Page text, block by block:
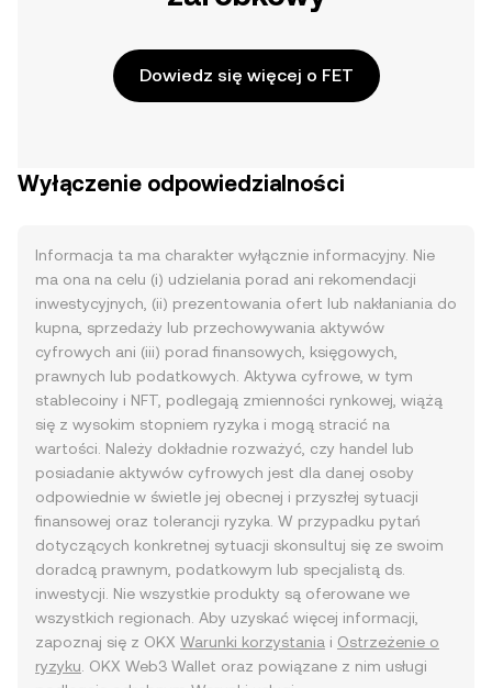
Dowiedz się więcej o FET
Wyłączenie odpowiedzialności
Informacja ta ma charakter wyłącznie informacyjny. Nie
ma ona na celu (i) udzielania porad ani rekomendacji
inwestycyjnych, (ii) prezentowania ofert lub nakłaniania do
kupna, sprzedaży lub przechowywania aktywów
cyfrowych ani (iii) porad finansowych, księgowych,
prawnych lub podatkowych. Aktywa cyfrowe, w tym
stablecoiny i NFT, podlegają zmienności rynkowej, wiążą
się z wysokim stopniem ryzyka i mogą stracić na
wartości. Należy dokładnie rozważyć, czy handel lub
posiadanie aktywów cyfrowych jest dla danej osoby
odpowiednie w świetle jej obecnej i przyszłej sytuacji
finansowej oraz tolerancji ryzyka. W przypadku pytań
dotyczących konkretnej sytuacji skonsultuj się ze swoim
doradcą prawnym, podatkowym lub specjalistą ds.
inwestycji. Nie wszystkie produkty są oferowane we
wszystkich regionach. Aby uzyskać więcej informacji,
zapoznaj się z OKX Warunki korzystania i Ostrzeżenie o
ryzyku . OKX Web3 Wallet oraz powiązane z nim usługi